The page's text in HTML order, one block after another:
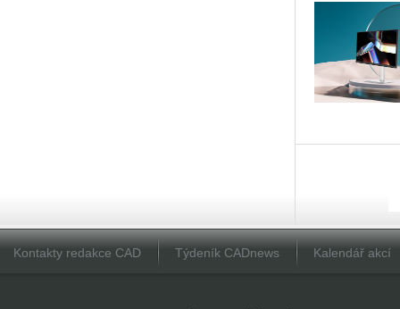
Kontakty redakce CAD Týdeník CADnews Kalendář akcí